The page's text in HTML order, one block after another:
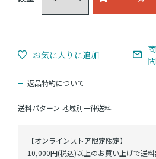
送料パターン 地域別一律送料
返品特約について
【オンラインストア限定限定】
10,000円(税込)以上のお買い上げで送